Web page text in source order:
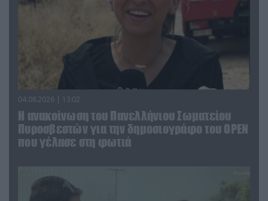
04.08.2026 | 13:02
Η ανακοίνωση του Πανελλήνιου Σωματείου
Πυροσβεστών για την δημοσιογράφο του OPEN
που γέλασε στη φωτιά